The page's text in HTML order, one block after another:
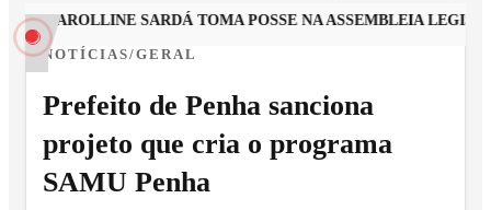
CAROLLINE SARDÁ TOMA POSSE NA ASSEMBLEIA
NOTÍCIAS/GERAL
Prefeito de Penha sanciona
projeto que cria o programa
SAMU Penha